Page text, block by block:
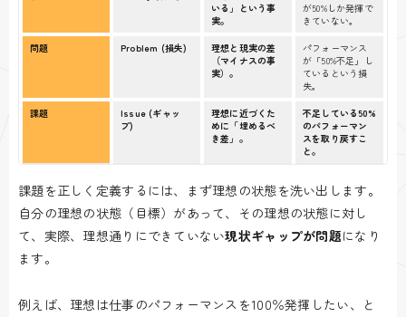
いる」という事
実。
が50%しか発揮で
きていない。
問題
Problem (損失)
理想と現実の差
（マイナスの事
実）。
パフォーマンス
が「50%不足」し
ているという損
失。
課題
Issue (ギャッ
プ)
理想に近づくた
めに「埋めるべ
き差」。
不足している50%
のパフォーマン
スを取り戻すこ
と。
課題を正しく定義するには、まず理想の状態を洗い出します。
自分の理想の状態（目標）があって、その理想の状態に対し
て、実際、理想通りにできていない現状ギャップが問題になり
ます。
例えば、理想は仕事のパフォーマンスを100％発揮したい、と